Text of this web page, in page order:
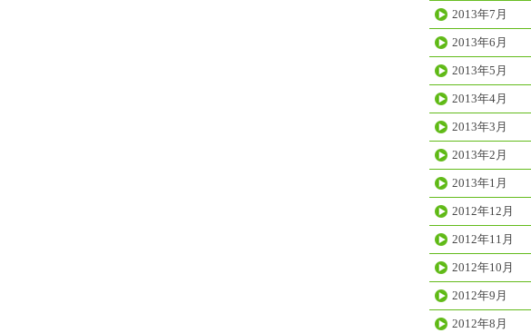
2013年7月
2013年6月
2013年5月
2013年4月
2013年3月
2013年2月
2013年1月
2012年12月
2012年11月
2012年10月
2012年9月
2012年8月